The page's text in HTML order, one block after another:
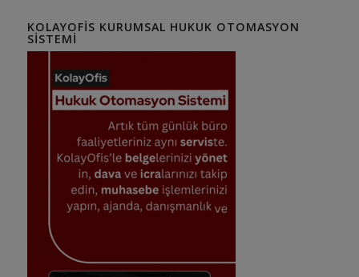
KOLAYOFIS KURUMSAL HUKUK OTOMASYON
SISTEMI